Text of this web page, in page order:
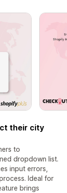
their city
to
dropdown list.
input errors,
Ideal for
brings